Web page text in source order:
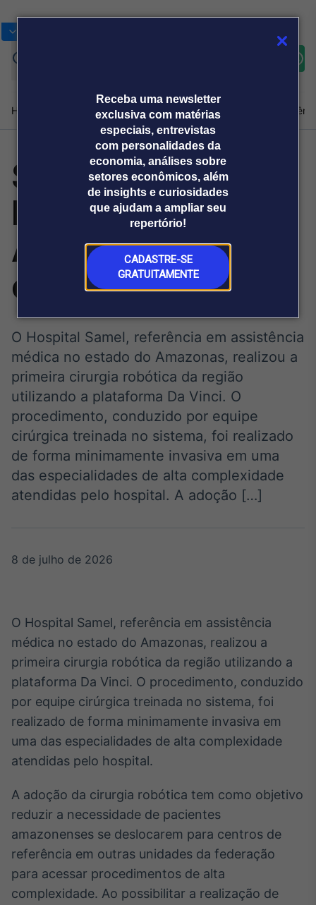
Receba uma newsletter
exclusiva com matérias
especiais, entrevistas
com personalidades da
economia, análises sobre
setores econômicos, além
de insights e curiosidades
que ajudam a ampliar seu
repertório!
CADASTRE-SE
GRATUITAMENTE
Home Produtos e soluçõesNotíciasBlogWeekend
Plataformas
Broadcast
Broadcast+
O mercado
financeiro em
tempo real
Broadcast
Agro
agronegócio
Broadcast
Político
Os bastidores da
política em tempo
real
White Label
Plataforma para
conteúdos
personalizados
Soluções de Dados
e Conteúdos
Broadcast
negociação de
Broadcast
Datafeed
integração de
Sobre nós Releases Broadcast
Prêmio Broadcast
Analistas
Prêmio Broadcast
Empresas
Agências de
comunicação
Releases
Samel: primeiro
hospital do
Amazonas em
cirurgia robótica
O Hospital Samel, referência em assistência
médica no estado do Amazonas, realizou a
primeira cirurgia robótica da região
utilizando a plataforma Da Vinci. O
procedimento, conduzido por equipe
cirúrgica treinada no sistema, foi realizado
de forma minimamente invasiva em uma
das especialidades de alta complexidade
atendidas pelo hospital. A adoção […]
8 de julho de 2026
O Hospital Samel, referência em assistência
médica no estado do Amazonas, realizou a
primeira cirurgia robótica da região utilizando a
plataforma Da Vinci. O procedimento, conduzido
por equipe cirúrgica treinada no sistema, foi
realizado de forma minimamente invasiva em
uma das especialidades de alta complexidade
atendidas pelo hospital.
A adoção da cirurgia robótica tem como objetivo
reduzir a necessidade de pacientes
amazonenses se deslocarem para centros de
referência em outras unidades da federação
para acessar procedimentos de alta
complexidade. Ao possibilitar a realização de